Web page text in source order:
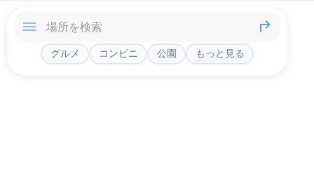
グルメ コンビニ 公園 もっと見る